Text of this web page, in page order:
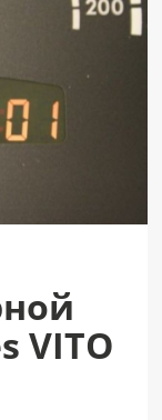
VITO